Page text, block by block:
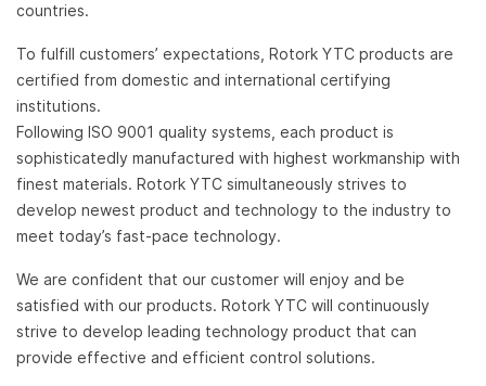
countries.
To fulfill customers’ expectations, Rotork YTC products are
certified from domestic and international certifying
institutions.
Following ISO 9001 quality systems, each product is
sophisticatedly manufactured with highest workmanship with
finest materials. Rotork YTC simultaneously strives to
develop newest product and technology to the industry to
meet today’s fast-pace technology.
We are confident that our customer will enjoy and be
satisfied with our products. Rotork YTC will continuously
strive to develop leading technology product that can
provide effective and efficient control solutions.